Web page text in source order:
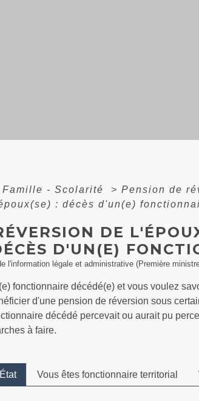
Famille - Scolarité > Pension de
: décès d'un(e)
DE
D'UN(E)
l'information légale et administrative (Première
fonctionnaire décédé(e) et vous voulez
d'une pension de réversion sous
décédé percevait ou aurait pu
à faire.
Vous êtes fonctionnaire territorial